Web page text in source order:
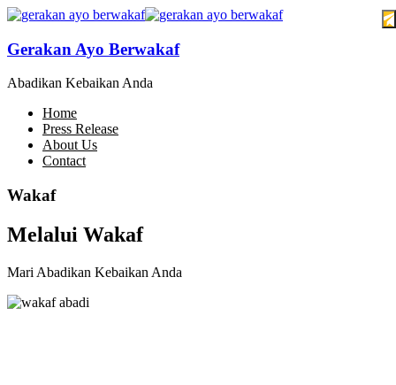
Gerakan Ayo Berwakaf
Abadikan Kebaikan Anda
Home
Press Release
About Us
Contact
Wakaf
Melalui Wakaf
Mari Abadikan Kebaikan Anda